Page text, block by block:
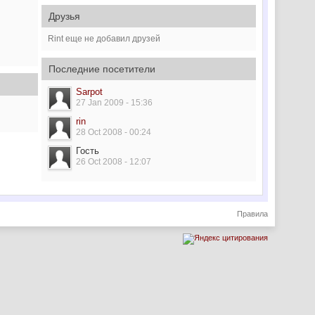
Друзья
Rint еще не добавил друзей
Последние посетители
Sarpot
27 Jan 2009 - 15:36
rin
28 Oct 2008 - 00:24
Гость
26 Oct 2008 - 12:07
Правила